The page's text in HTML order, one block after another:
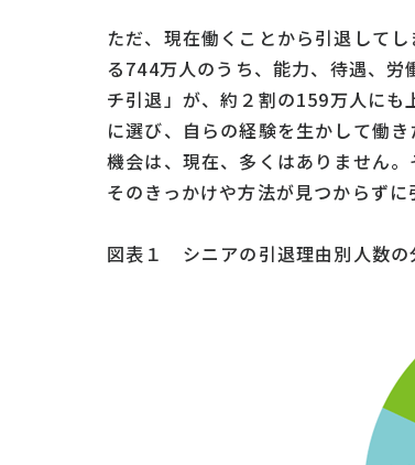
ただ、現在働くことから引退して
る744万人のうち、能力、待遇、
チ引退」が、約２割の159万人に
に選び、自らの経験を生かして働
機会は、現在、多くはありません
そのきっかけや方法が見つからずに
図表１ シニアの引退理由別人数の